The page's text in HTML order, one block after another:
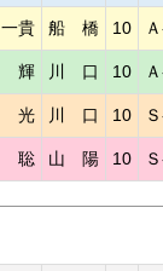
貴 船 橋 10
輝 川 口 10
光 川 口 10
聡 山 陽 10